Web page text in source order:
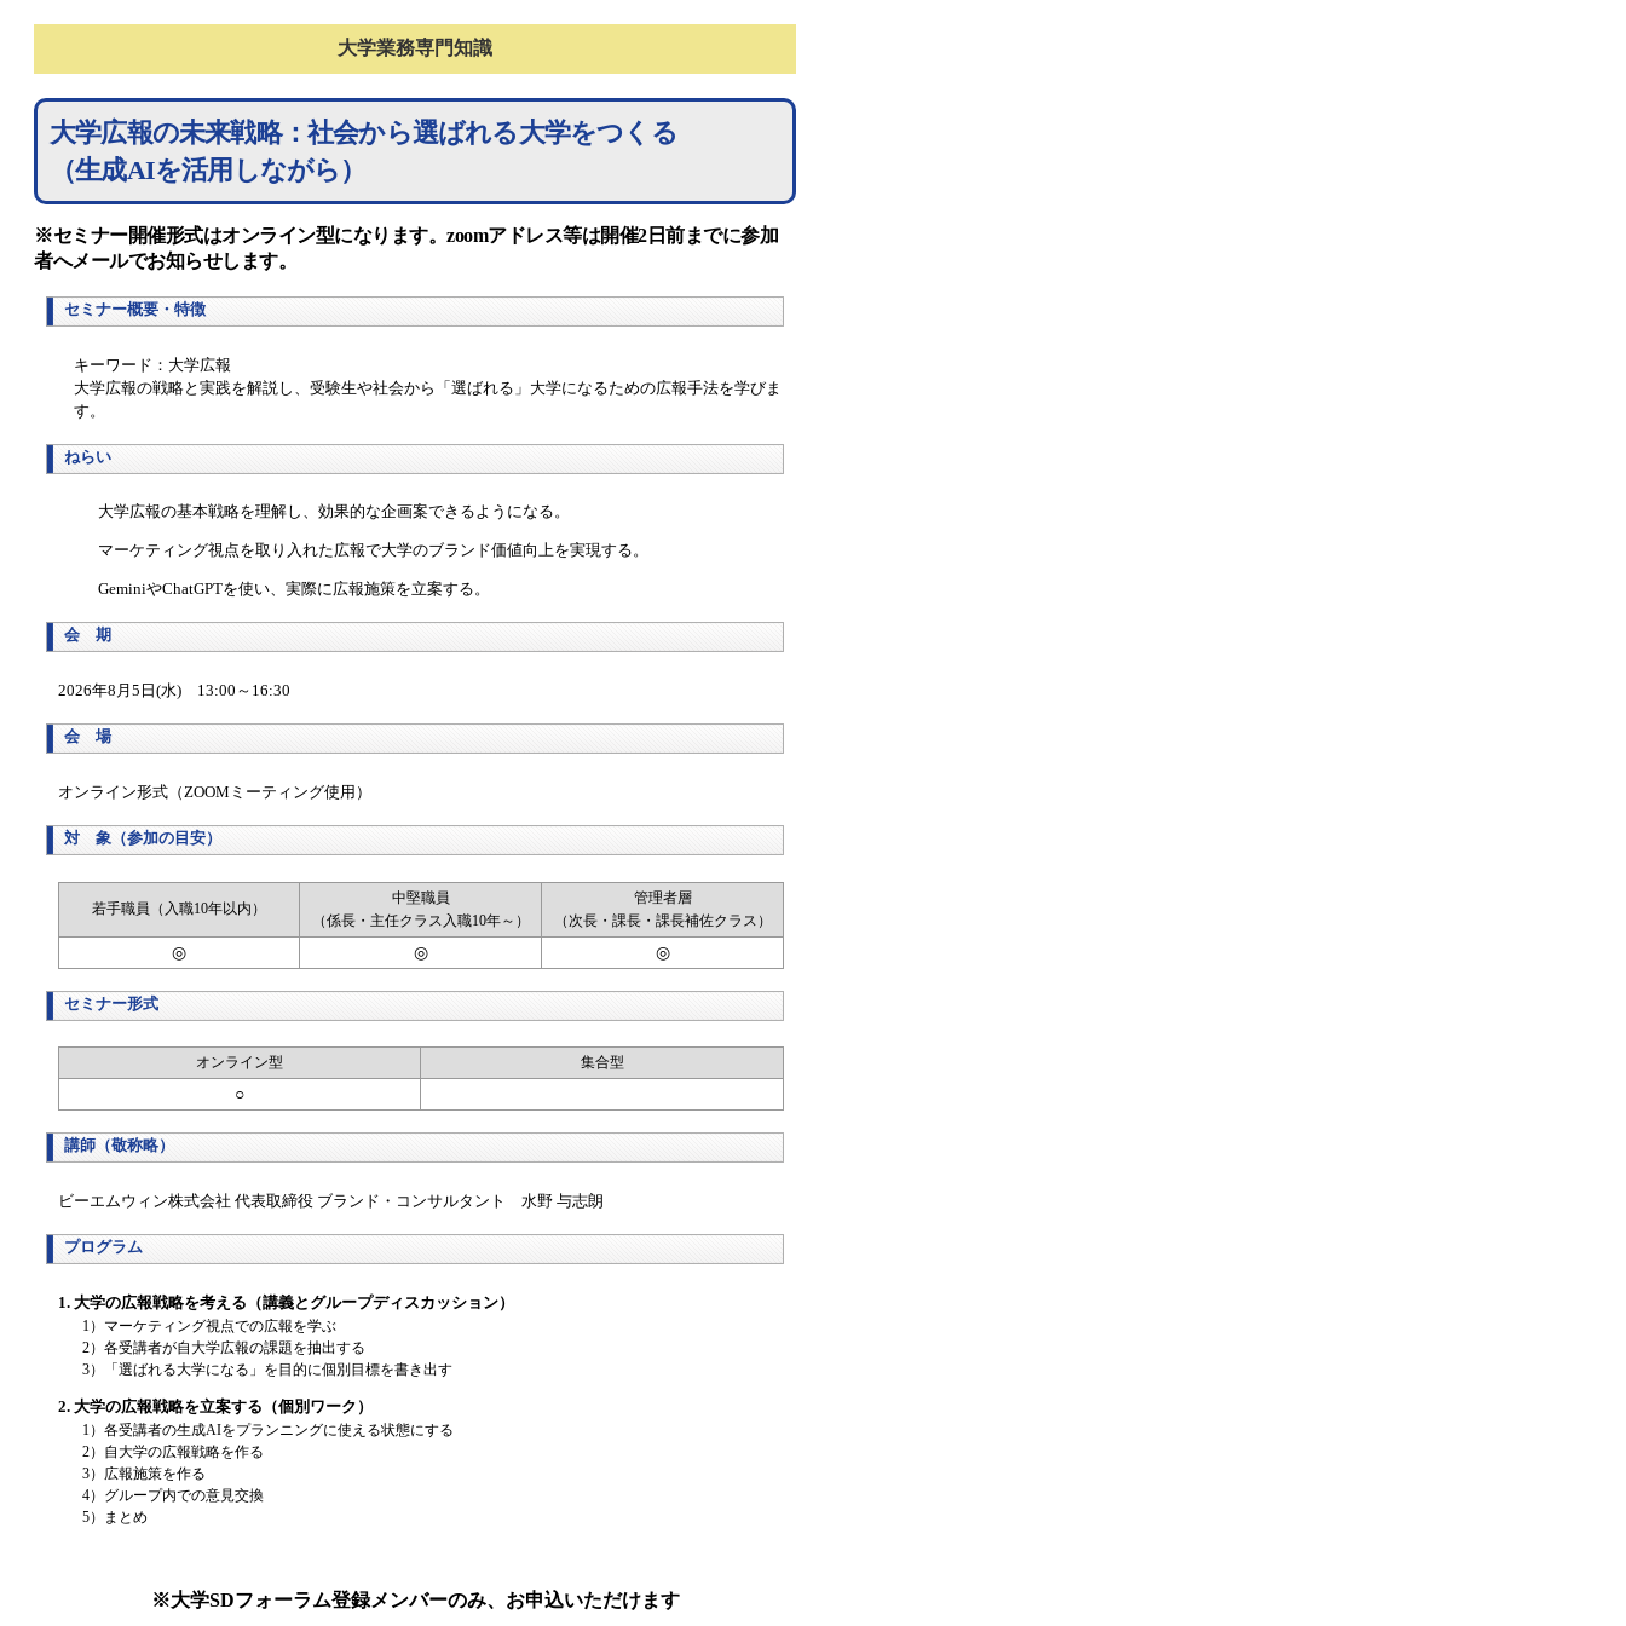
大学業務専門知識
大学広報の未来戦略：社会から選ばれる大学をつくる
（生成AIを活用しながら）
※セミナー開催形式はオンライン型になります。zoomアドレス等は開催2日前までに参加
者へメールでお知らせします。
セミナー概要・特徴
キーワード：大学広報
大学広報の戦略と実践を解説し、受験生や社会から「選ばれる」大学になるための広報手法を学びま
す。
ねらい
大学広報の基本戦略を理解し、効果的な企画案できるようになる。
マーケティング視点を取り入れた広報で大学のブランド価値向上を実現する。
GeminiやChatGPTを使い、実際に広報施策を立案する。
会 期
2026年8月5日(水) 13:00～16:30
会 場
オンライン形式（ZOOMミーティング使用）
対 象（参加の目安）
若手職員（入職10年以内）
中堅職員
（係長・主任クラス入職10年～）
管理者層
（次長・課長・課長補佐クラス）
◎ ◎ ◎
セミナー形式
オンライン型 集合型
○
講師（敬称略）
ビーエムウィン株式会社 代表取締役 ブランド・コンサルタント 水野 与志朗
プログラム
1. 大学の広報戦略を考える（講義とグループディスカッション）
1）マーケティング視点での広報を学ぶ
2）各受講者が自大学広報の課題を抽出する
3）「選ばれる大学になる」を目的に個別目標を書き出す
2. 大学の広報戦略を立案する（個別ワーク）
1）各受講者の生成AIをプランニングに使える状態にする
2）自大学の広報戦略を作る
3）広報施策を作る
4）グループ内での意見交換
5）まとめ
※大学SDフォーラム登録メンバーのみ、お申込いただけます